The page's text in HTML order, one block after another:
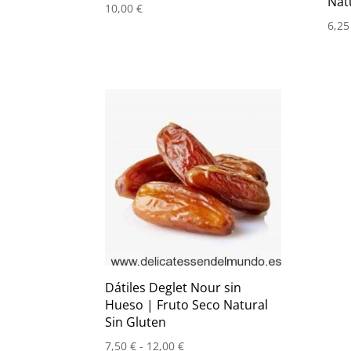
10,00€
6,25
Dátiles Deglet Nour sin
Hueso | Fruto Seco Natural
Sin Gluten
7,50€ - 12,00€Rango